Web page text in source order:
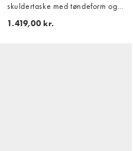
skuldertaske med tøndeform og
pochette-design
1.419,00 kr.